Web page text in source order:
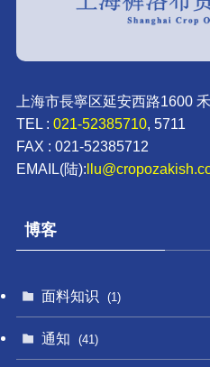
上海市長寧区延安西路1600
TEL : 021-52385710, 5711
FAX : 021-52385712
EMAIL(陆):
博客
面料知识 (1)
通知 (41)